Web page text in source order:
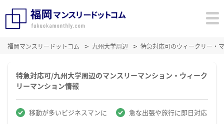
福岡マンスリードットコム 九州大学周辺 特急対応可のウィークリー・
特急対応可/九州大学周辺のマンスリーマンション・ウィーク
リーマンション情報
移動が多いビジネスマンに 急な出張や旅行に即日対応